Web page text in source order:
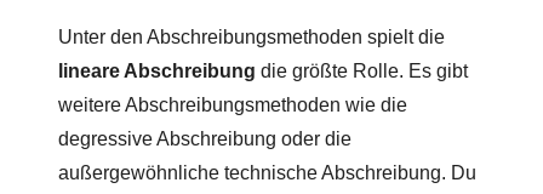
Unter den Abschreibungsmethoden spielt die
lineare Abschreibung die größte Rolle. Es gibt
weitere Abschreibungsmethoden wie die
degressive Abschreibung oder die
außergewöhnliche technische Abschreibung. Du